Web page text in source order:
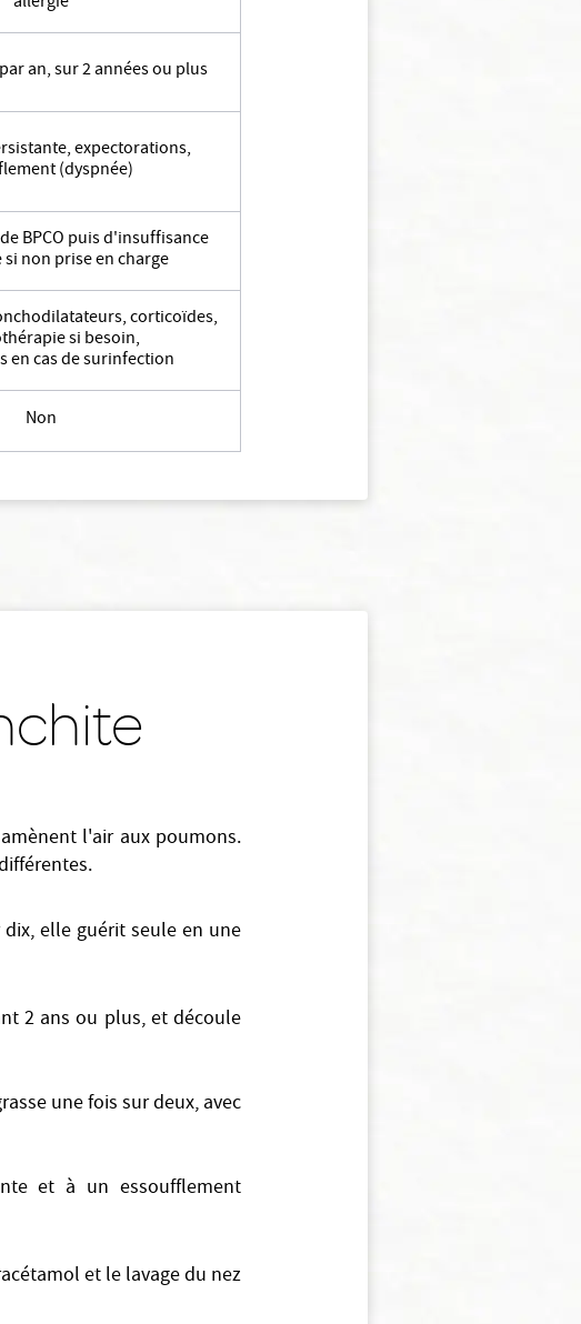
an, sur 2 années ou plus
expectorations,
(dyspnée)
BPCO puis d'insuffisance
non prise en charge
corticoïdes,
si besoin,
en cas de surinfection
Non
l'air aux poumons.
elle guérit seule en une
2 ans ou plus, et découle
une fois sur deux, avec
et à un essoufflement
et le lavage du nez